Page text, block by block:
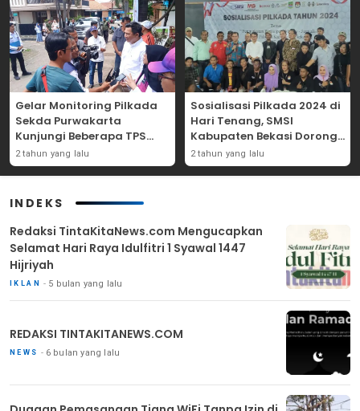
Gelar Monitoring Pilkada
Sekda Purwakarta
Kunjungi Beberapa TPS
Yang Ada Di Purwakarta
2 tahun yang lalu
Sosialisasi Pilkada 2024 di
Hari Tenang, SMSI
Kabupaten Bekasi Dorong
Angka Partisipasi
Masyarakat
2 tahun yang lalu
INDEKS
Redaksi TintaKitaNews.com Mengucapkan
Selamat Hari Raya Idulfitri 1 Syawal 1447
Hijriyah
IKLAN 5 bulan yang lalu
REDAKSI TINTAKITANEWS.COM
NEWS 6 bulan yang lalu